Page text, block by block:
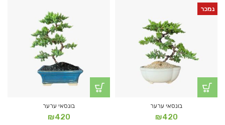
נמכר
בונסאי ערער
₪420
בונסאי ערער
₪420